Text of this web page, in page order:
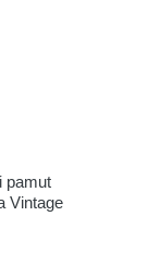
pamut
Vintage